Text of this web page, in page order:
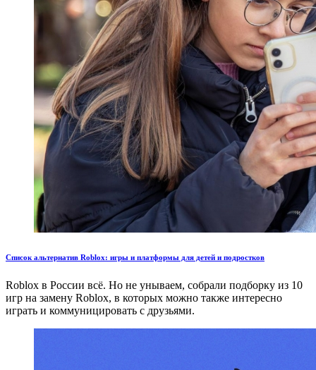
Список альтернатив Roblox: игры и платформы для детей и подростков
Roblox в России всё. Но не унываем, собрали подборку из 10
игр на замену Roblox, в которых можно также интересно
играть и коммуницировать с друзьями.